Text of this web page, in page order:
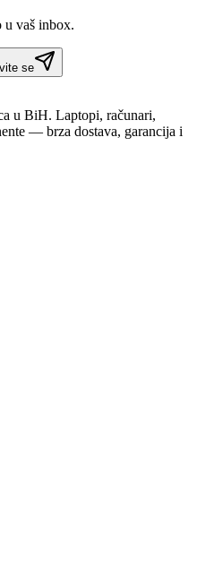
vaš inbox.
se
u BiH. Laptopi, računari,
— brza dostava, garancija i